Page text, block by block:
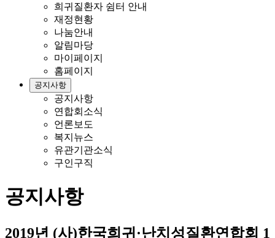
희귀질환자 쉼터 안내
재정현황
나눔안내
알림마당
마이페이지
홈페이지
공지사항
공지사항
연합회소식
언론보도
복지뉴스
유관기관소식
구인구직
공지사항
2019년 (사)한국희귀·난치성질환연합회 1